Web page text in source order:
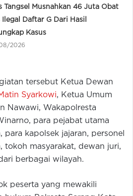
Tangsel Musnahkan 46 Juta Obat
Ilegal Daftar G Dari Hasil
Kasus
2026
tersebut Ketua Dewan
Syarkowi, Ketua Umum
Nawawi, Wakapolresta
para pejabat utama
para kapolsek jajaran, personel
tokoh masyarakat, dewan juri,
berbagai wilayah.
peserta yang mewakili